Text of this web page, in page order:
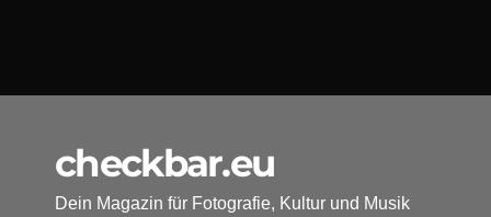
checkbar.eu
Dein Magazin für Fotografie, Kultur und Musik